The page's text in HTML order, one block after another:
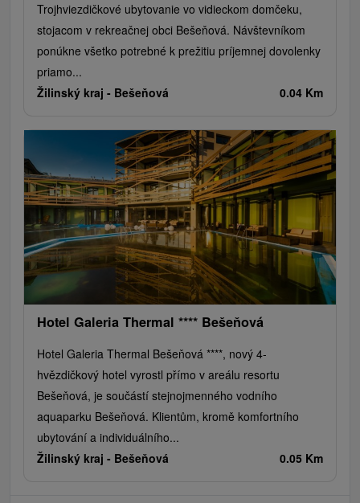
Trojhviezdičkové ubytovanie vo vidieckom domčeku,
stojacom v rekreačnej obci Bešeňová. Návštevníkom
ponúkne všetko potrebné k prežitiu príjemnej dovolenky
priamo...
Žilinský kraj - Bešeňová 0.04 Km
Hotel Galeria Thermal **** Bešeňová
Hotel Galeria Thermal Bešeňová ****, nový 4-
hvězdičkový hotel vyrostl přímo v areálu resortu
Bešeňová, je součástí stejnojmenného vodního
aquaparku Bešeňová. Klientům, kromě komfortního
ubytování a individuálního...
Žilinský kraj - Bešeňová 0.05 Km